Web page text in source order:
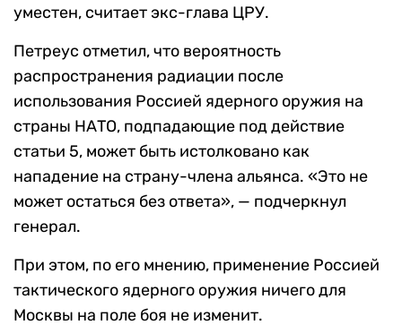
уместен, считает экс-глава ЦРУ.
Петреус отметил, что вероятность
распространения радиации после
использования Россией ядерного оружия на
страны НАТО, подпадающие под действие
статьи 5, может быть истолковано как
нападение на страну-члена альянса. «Это не
может остаться без ответа», — подчеркнул
генерал.
При этом, по его мнению, применение Россией
тактического ядерного оружия ничего для
Москвы на поле боя не изменит.